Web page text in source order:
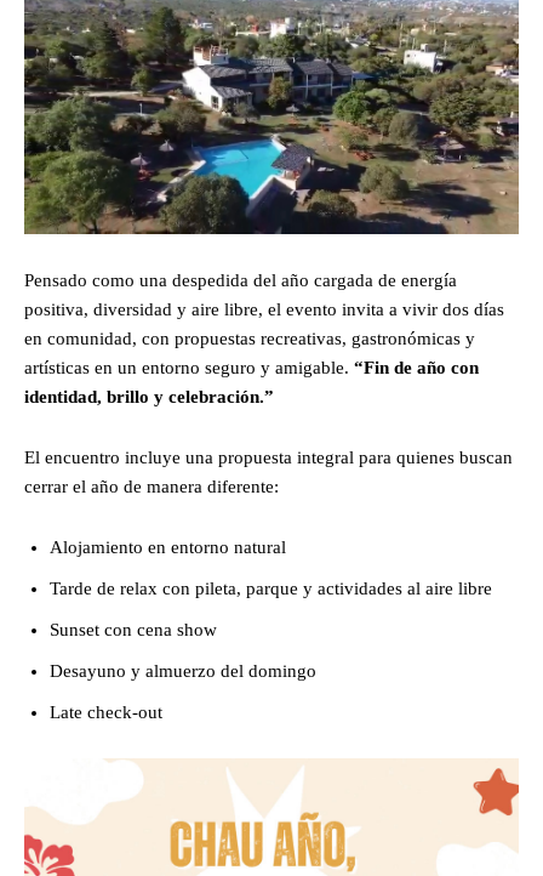
Pensado como una despedida del año cargada de energía
positiva, diversidad y aire libre, el evento invita a vivir dos días
en comunidad, con propuestas recreativas, gastronómicas y
artísticas en un entorno seguro y amigable. “Fin de año con
identidad, brillo y celebración.”
El encuentro incluye una propuesta integral para quienes buscan
cerrar el año de manera diferente:
Alojamiento en entorno natural
Tarde de relax con pileta, parque y actividades al aire libre
Sunset con cena show
Desayuno y almuerzo del domingo
Late check-out